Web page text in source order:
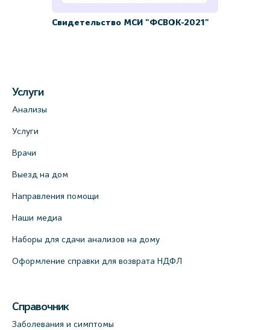
Свидетельство МСИ "ФСВОК-2021"
Услуги
Анализы
Услуги
Врачи
Выезд на дом
Направления помощи
Наши медиа
Наборы для сдачи анализов на дому
Оформление справки для возврата НДФЛ
Справочник
Заболевания и симптомы